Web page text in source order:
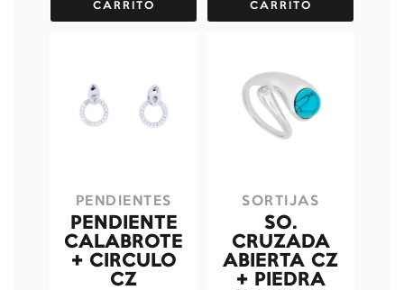
CARRITO
CARRITO
PENDIENTES
PENDIENTE
CALABROTE
+ CIRCULO
CZ
SORTIJAS
SO.
CRUZADA
ABIERTA CZ
+ PIEDRA